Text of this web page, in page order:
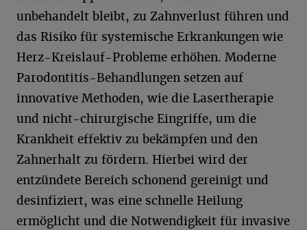
unbehandelt bleibt, zu Zahnverlust führen und
das Risiko für systemische Erkrankungen wie
Herz-Kreislauf-Probleme erhöhen. Moderne
Parodontitis-Behandlungen setzen auf
innovative Methoden, wie die Lasertherapie
und nicht-chirurgische Eingriffe, um die
Krankheit effektiv zu bekämpfen und den
Zahnerhalt zu fördern. Hierbei wird der
entzündete Bereich schonend gereinigt und
desinfiziert, was eine schnelle Heilung
ermöglicht und die Notwendigkeit für invasive